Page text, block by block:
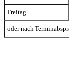
Freitag
oder nach